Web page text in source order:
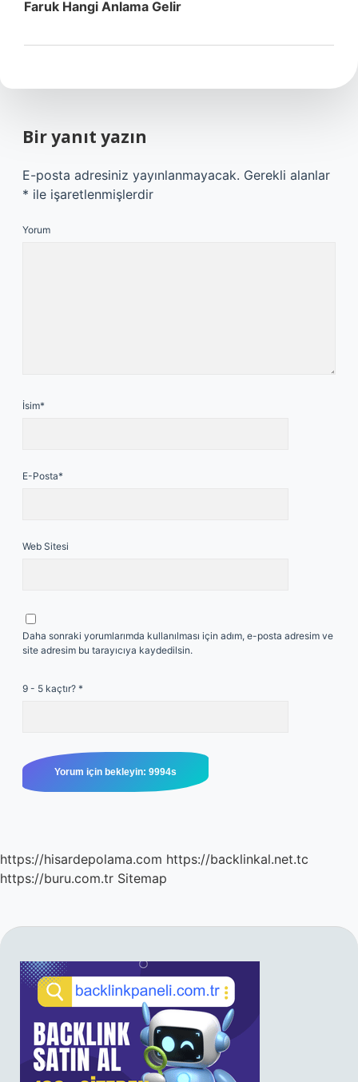
Faruk Hangi Anlama Gelir
Bir yanıt yazın
E-posta adresiniz yayınlanmayacak. Gerekli alanlar
* ile işaretlenmişlerdir
Yorum
İsim*
E-Posta*
Web Sitesi
Daha sonraki yorumlarımda kullanılması için adım, e-posta adresim ve
site adresim bu tarayıcıya kaydedilsin.
9 - 5 kaçtır? *
https://hisardepolama.com https://backlinkal.net.tc
https://buru.com.tr Sitemap
SIDEBAR